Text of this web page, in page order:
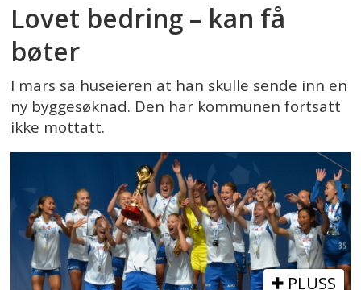
Lovet bedring – kan få
bøter
I mars sa huseieren at han skulle sende inn en
ny byggesøknad. Den har kommunen fortsatt
ikke mottatt.
PLUSS